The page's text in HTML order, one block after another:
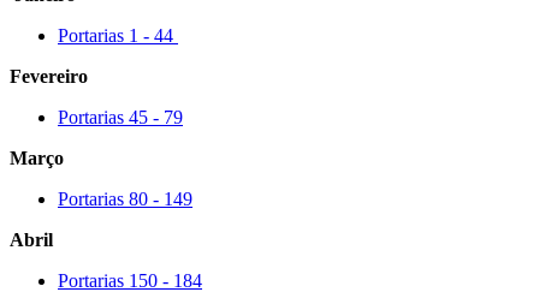
Portarias 1 - 44
Fevereiro
Portarias 45 - 79
Março
Portarias 80 - 149
Abril
Portarias 150 - 184